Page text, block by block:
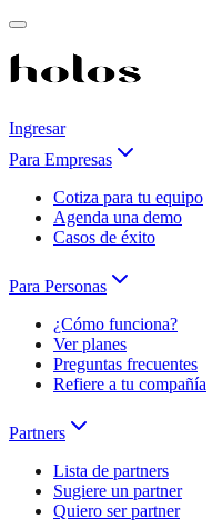
Ingresar
Para Empresas
Cotiza para tu equipo
Agenda una demo
Casos de éxito
Para Personas
¿Cómo funciona?
Ver planes
Preguntas frecuentes
Refiere a tu compañía
Partners
Lista de partners
Sugiere un partner
Quiero ser partner